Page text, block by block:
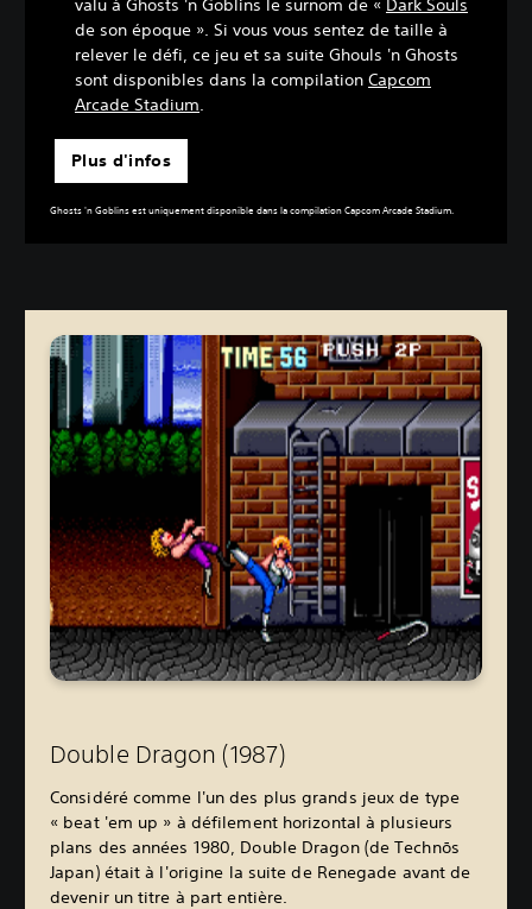
valu à Ghosts 'n Goblins le surnom de « Dark Souls
de son époque ». Si vous vous sentez de taille à
relever le défi, ce jeu et sa suite Ghouls 'n Ghosts
sont disponibles dans la compilation Capcom
Arcade Stadium.
Plus d'infos
Ghosts 'n Goblins est uniquement disponible dans la compilation Capcom Arcade Stadium.
Double Dragon (1987)
Considéré comme l'un des plus grands jeux de type
« beat 'em up » à défilement horizontal à plusieurs
plans des années 1980, Double Dragon (de Technōs
Japan) était à l'origine la suite de Renegade avant de
devenir un titre à part entière.